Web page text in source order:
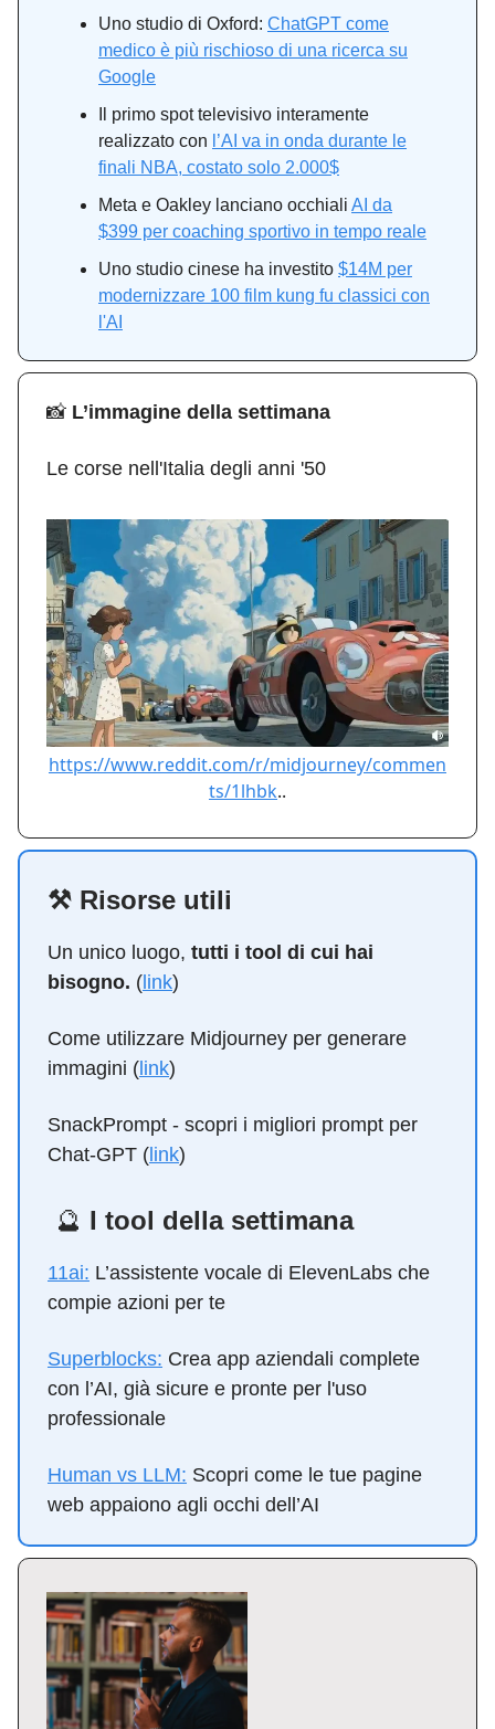
Uno studio di Oxford: ChatGPT come
medico è più rischioso di una ricerca su
Google
Il primo spot televisivo interamente
realizzato con l’AI va in onda durante le
finali NBA, costato solo 2.000$
Meta e Oakley lanciano occhiali AI da
$399 per coaching sportivo in tempo reale
Uno studio cinese ha investito $14M per
modernizzare 100 film kung fu classici con
l'AI
📸 L’immagine della settimana
Le corse nell'Italia degli anni '50
https://www.reddit.com/r/midjourney/commen
ts/1lhbk..
⚒️ Risorse utili
Un unico luogo, tutti i tool di cui hai
bisogno. ( link)
Come utilizzare Midjourney per generare
immagini ( link)
SnackPrompt - scopri i migliori prompt per
Chat-GPT ( link)
🔮 I tool della settimana
11ai: L’assistente vocale di ElevenLabs che
compie azioni per te
Superblocks: Crea app aziendali complete
con l’AI, già sicure e pronte per l'uso
professionale
Human vs LLM: Scopri come le tue pagine
web appaiono agli occhi dell’AI